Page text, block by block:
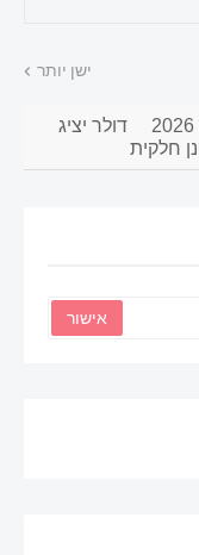
ישן יותר
דולר יציג